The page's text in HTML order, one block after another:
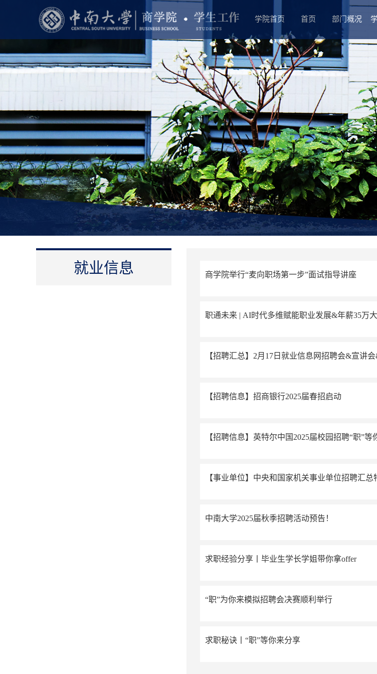
学院首页 首页 部门概况
就业信息 商学院举行“麦向职场第一步”面试指导讲座
职通未来 | AI时代多维赋能职业发展&年薪35万
【招聘汇总】2月17日就业信息网招聘会&宣讲
【招聘信息】招商银行2025届春招启动
【招聘信息】英特尔中国2025届校园招聘“职”等
【事业单位】中央和国家机关事业单位招聘汇总
中南大学2025届秋季招聘活动预告！
求职经验分享丨毕业生学长学姐带你拿offer
“职”为你来模拟招聘会决赛顺利举行
求职秘诀丨“职”等你来分享